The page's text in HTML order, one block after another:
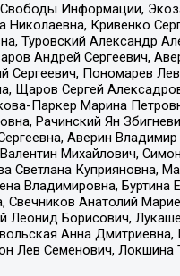
Свободы Информации,
Николаевна, Кривенко
Туровский Александр
Андрей Сергеевич,
Пономарев
Щаров Сергей
Паркер Марина
Рачинский Ян
Аверин
Михайлович,
Светлана Куприяновна,
Владимировна,
Анатолий
Леонид Борисович,
Анна
Лев Семенович,